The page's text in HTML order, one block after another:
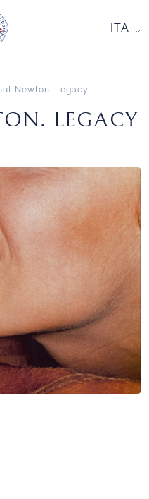
ITA
Newton. Legacy
LEGACY